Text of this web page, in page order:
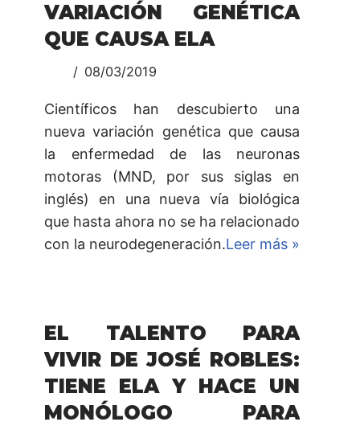
VARIACIÓN GENÉTICA
QUE CAUSA ELA
08/03/2019
Científicos han descubierto una
nueva variación genética que causa
la enfermedad de las neuronas
motoras (MND, por sus siglas en
inglés) en una nueva vía biológica
que hasta ahora no se ha relacionado
con la neurodegeneración.Leer más »
EL TALENTO PARA
VIVIR DE JOSÉ ROBLES:
TIENE ELA Y HACE UN
MONÓLOGO PARA